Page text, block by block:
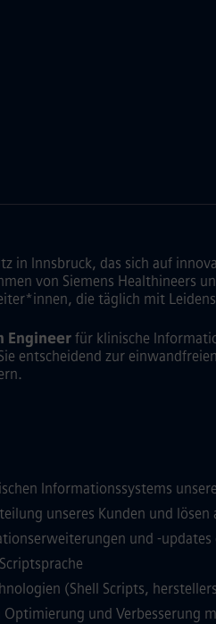
in Innsbruck, das sich auf
von Siemens
die täglich mit
Engineer für klinische
entscheidend zur
Informationssystems
unseres Kunden und
und -updates
(Shell Scripts,
Optimierung und Verbesserung